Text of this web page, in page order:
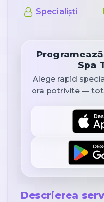
Specialiști
Spa
Alege rapid
ora potrivite —
Descrierea